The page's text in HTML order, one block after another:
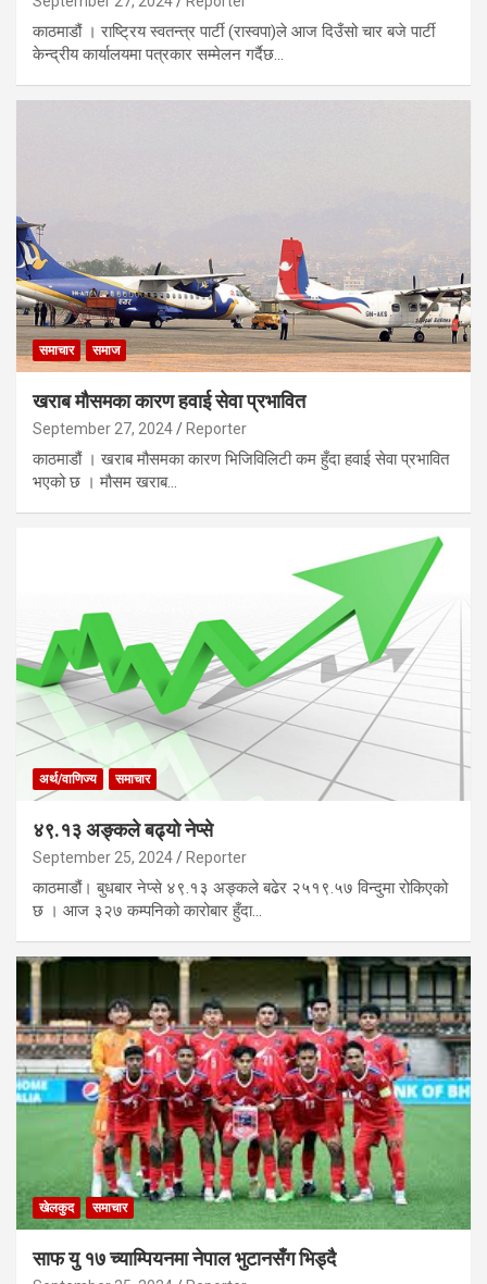
काठमाडौं । राष्ट्रिय स्वतन्त्र पार्टी (रास्वपा)ले आज दिउँसो चार बजे पार्टी
केन्द्रीय कार्यालयमा पत्रकार सम्मेलन गर्दैछ…
समाचार समाज
खराब मौसमका कारण हवाई सेवा प्रभावित
September 27, 2024 Reporter
काठमाडौं । खराब मौसमका कारण भिजिविलिटी कम हुँदा हवाई सेवा प्रभावित
भएको छ । मौसम खराब…
अर्थ/वाणिज्य समाचार
४९.१३ अङ्कले बढ्यो नेप्से
September 25, 2024 Reporter
काठमाडौं। बुधबार नेप्से ४९.१३ अङ्कले बढेर २५१९.५७ विन्दुमा रोकिएको
छ । आज ३२७ कम्पनिको कारोबार हुँदा…
खेलकुद समाचार
साफ यु १७ च्याम्पियनमा नेपाल भुटानसँग भिड्दै